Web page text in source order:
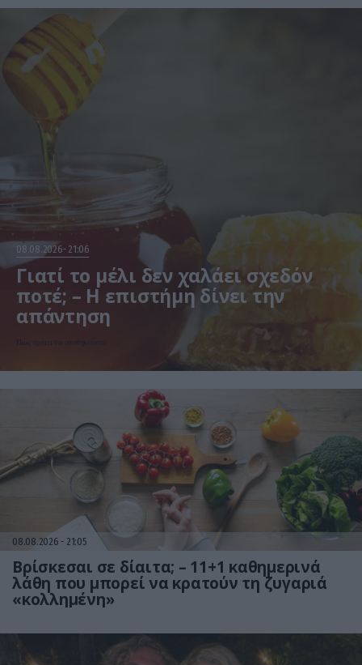
08.08.2026 21:06
Γιατί το μέλι δεν χαλάει σχεδόν
ποτέ; – Η επιστήμη δίνει την
απάντηση
Πώς πρέπει να αποθηκεύεται
08.08.2026 21:05
Βρίσκεσαι σε δίαιτα; – 11+1 καθημερινά
λάθη που μπορεί να κρατούν τη ζυγαριά
«κολλημένη»